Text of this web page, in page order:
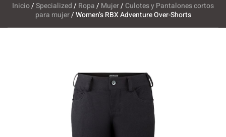
Inicio/Specialized/ Ropa/ Mujer/ Culotes y Pantalones cortos
para mujer/ Women’s RBX Adventure Over-Shorts